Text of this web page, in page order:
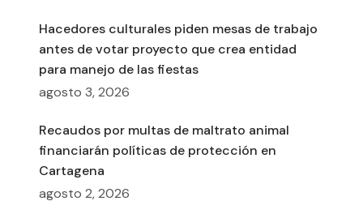
Hacedores culturales piden mesas de trabajo
antes de votar proyecto que crea entidad
para manejo de las fiestas
agosto 3, 2026
Recaudos por multas de maltrato animal
financiarán políticas de protección en
Cartagena
agosto 2, 2026